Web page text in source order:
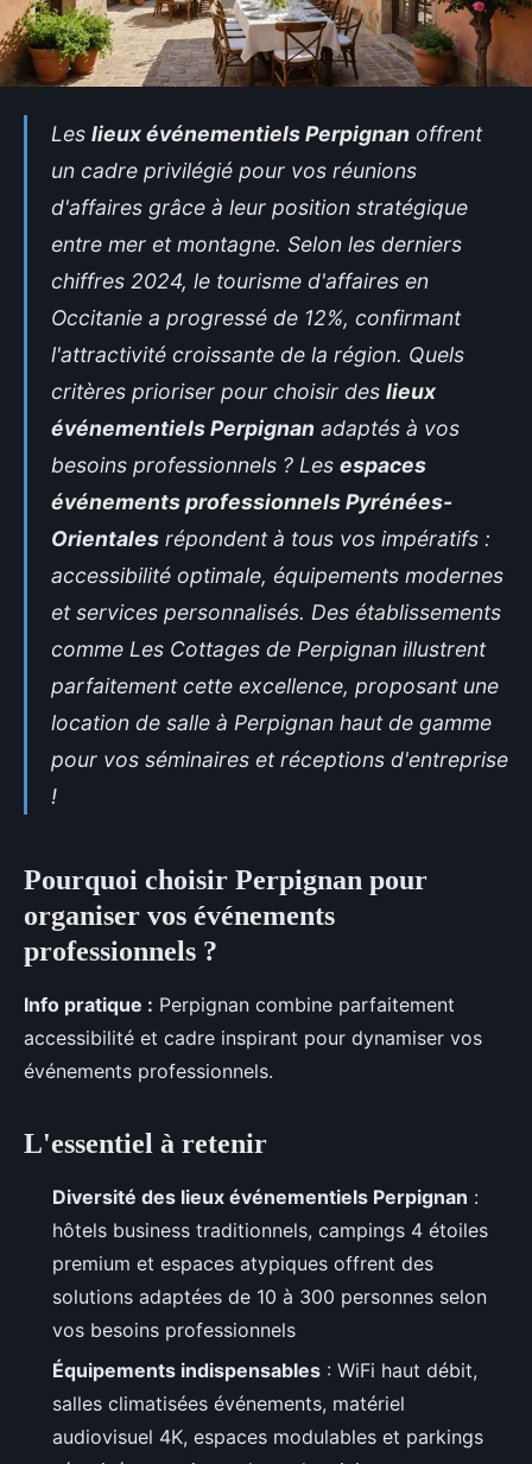
Les lieux événementiels Perpignan offrent
un cadre privilégié pour vos réunions
d'affaires grâce à leur position stratégique
entre mer et montagne. Selon les derniers
chiffres 2024, le tourisme d'affaires en
Occitanie a progressé de 12%, confirmant
l'attractivité croissante de la région. Quels
critères prioriser pour choisir des lieux
événementiels Perpignan adaptés à vos
besoins professionnels ? Les espaces
événements professionnels Pyrénées-
Orientales répondent à tous vos impératifs :
accessibilité optimale, équipements modernes
et services personnalisés. Des établissements
comme Les Cottages de Perpignan illustrent
parfaitement cette excellence, proposant une
location de salle à Perpignan haut de gamme
pour vos séminaires et réceptions d'entreprise
!
Pourquoi choisir Perpignan pour
organiser vos événements
professionnels ?
Info pratique : Perpignan combine parfaitement
accessibilité et cadre inspirant pour dynamiser vos
événements professionnels.
L'essentiel à retenir
Diversité des lieux événementiels Perpignan :
hôtels business traditionnels, campings 4 étoiles
premium et espaces atypiques offrent des
solutions adaptées de 10 à 300 personnes selon
vos besoins professionnels
Équipements indispensables : WiFi haut débit,
salles climatisées événements, matériel
audiovisuel 4K, espaces modulables et parkings